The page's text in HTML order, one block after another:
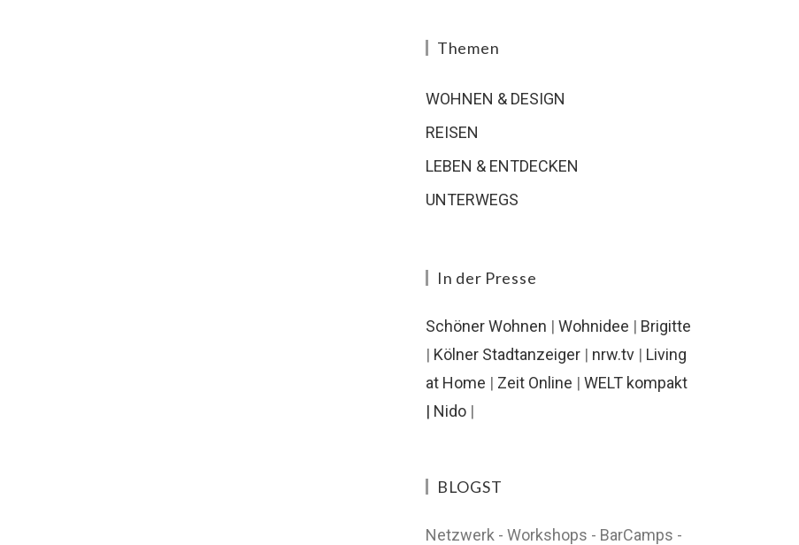
Themen
WOHNEN & DESIGN
REISEN
LEBEN & ENTDECKEN
UNTERWEGS
In der Presse
Schöner Wohnen | Wohnidee | Brigitte
| Kölner Stadtanzeiger | nrw.tv | Living
at Home | Zeit Online | WELT kompakt
| Nido |
BLOGST
Netzwerk - Workshops - BarCamps -